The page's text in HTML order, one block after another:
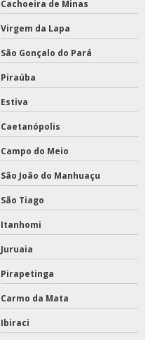
Cachoeira de Minas
Virgem da Lapa
São Gonçalo do Pará
Piraúba
Estiva
Caetanópolis
Campo do Meio
São João do Manhuaçu
São Tiago
Itanhomi
Juruaia
Pirapetinga
Carmo da Mata
Ibiraci